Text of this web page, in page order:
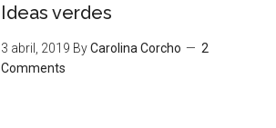
Ideas verdes
3 abril, 2019 ByCarolina Corcho
2
Comments